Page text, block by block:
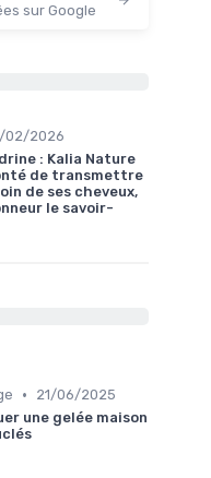
sur Google
02/2026
: Kalia Nature
de transmettre
de ses cheveux,
le savoir-
•
21/06/2025
une gelée maison